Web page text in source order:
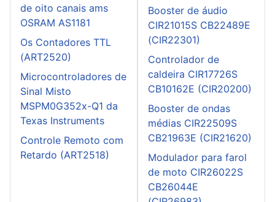
de oito canais ams
OSRAM AS1181
Os Contadores TTL
(ART2520)
Microcontroladores de
Sinal Misto
MSPM0G352x-Q1 da
Texas Instruments
Controle Remoto com
Retardo (ART2518)
Booster de áudio
CIR21015S CB22489E
(CIR22301)
Controlador de
caldeira CIR17726S
CB10162E (CIR20200)
Booster de ondas
médias CIR22509S
CB21963E (CIR21620)
Modulador para farol
de moto CIR26022S
CB26044E